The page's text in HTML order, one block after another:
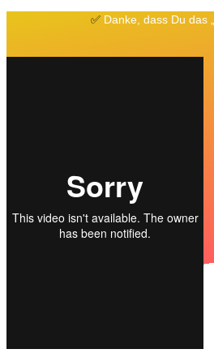
✅ Danke, dass Du das